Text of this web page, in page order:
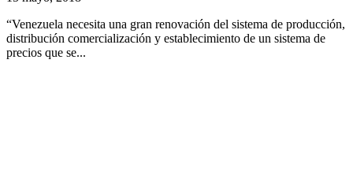
“Venezuela necesita una gran renovación del sistema de producción,
distribución comercialización y establecimiento de un sistema de
precios que se...